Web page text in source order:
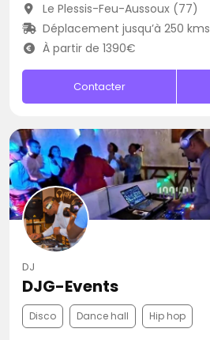
Le Plessis-Feu-Aussoux (77)
Déplacement jusqu’à 250 kms
À partir de 1390€
Contacter
DJ
DJG-Events
Disco Dance hall Hip hop